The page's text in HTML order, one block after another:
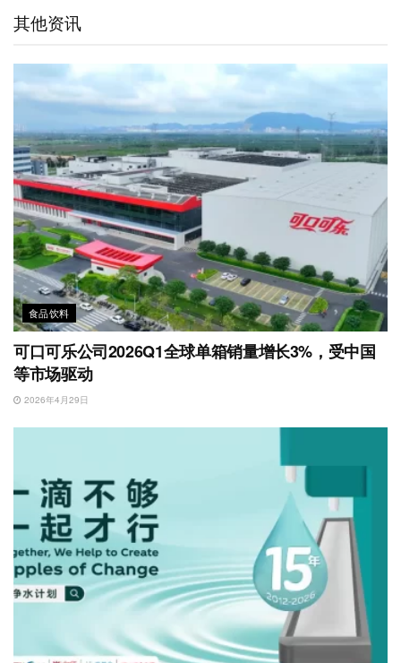
i
o
其他资讯
食品饮料
可口可乐公司2026Q1全球单箱销量增长3%，受中国
等市场驱动
2026年4月29日